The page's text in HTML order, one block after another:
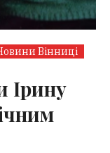
Вінниці
Ірину